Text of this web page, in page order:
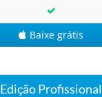
Baixe grátis
Edição Profissional